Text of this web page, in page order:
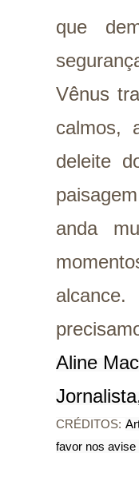
que
Vênus
calmos,
deleite
anda
Aline
CRÉDITOS:
favor nos avise